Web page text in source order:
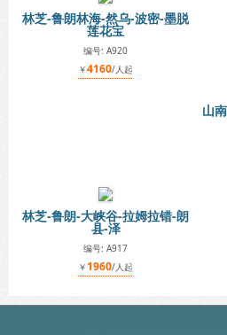
林芝-鲁朗林海-然乌-波密-墨脱
莲花宝
编号: A920
￥4160/人起
山
林芝-鲁朗-大峡谷-拉姆拉错-朗
县-泽
编号: A917
￥1960/人起